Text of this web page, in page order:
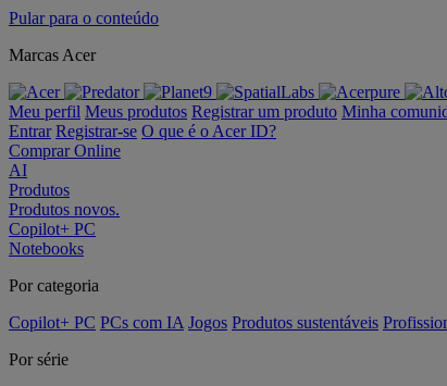
Pular para o conteúdo
Marcas Acer
Meu perfil Meus produtos Registrar um produto Minha
Entrar Registrar-se O que é o Acer ID?
Comprar Online
AI
Produtos
Produtos novos.
Copilot+ PC
Notebooks
Por categoria
Copilot+ PC PCs com IA Jogos Produtos sustentáveis
Por série